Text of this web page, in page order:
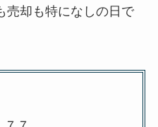
売却も特になしの日で